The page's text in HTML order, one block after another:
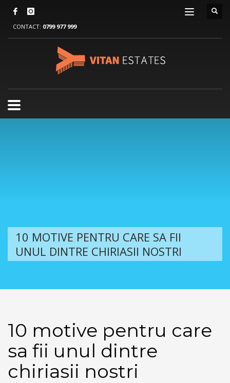
CONTACT: 0799 977 999
10 MOTIVE PENTRU CARE SA FII
UNUL DINTRE CHIRIASII NOSTRI
10 motive pentru care
sa fii unul dintre
chiriasii nostri